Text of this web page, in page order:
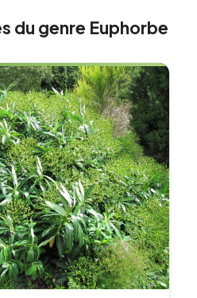
du genre Euphorbe